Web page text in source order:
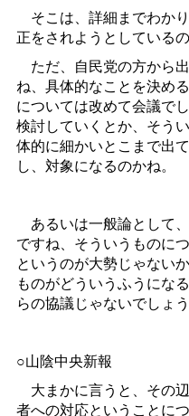
そこは、詳細までわか
正をされようとしているの
ただ、自民党の方から
ね、具体的なことを決め
については改めて会議で
検討していくとか、そう
体的に細かいとこまで出
し、対象になるのかね。
あるいは一般論として
ですね、そういうものに
というのが大勢じゃない
ものがどういうふうにな
らの協議じゃないでしょう
○山陰中央新報
大まかに言うと、その
者への対応ということに